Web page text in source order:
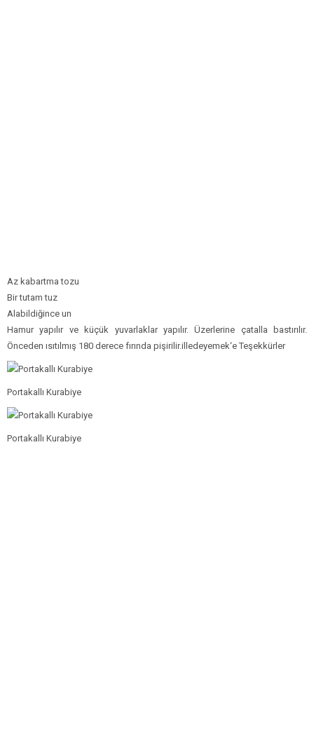
Az kabartma tozu
Bir tutam tuz
Alabildiğince un
Hamur yapılır ve küçük yuvarlaklar yapılır. Üzerlerine çatalla bastırılır.
Önceden ısıtılmış 180 derece fırında pişirilir.illedeyemek‘e Teşekkürler
Portakallı Kurabiye
Portakallı Kurabiye